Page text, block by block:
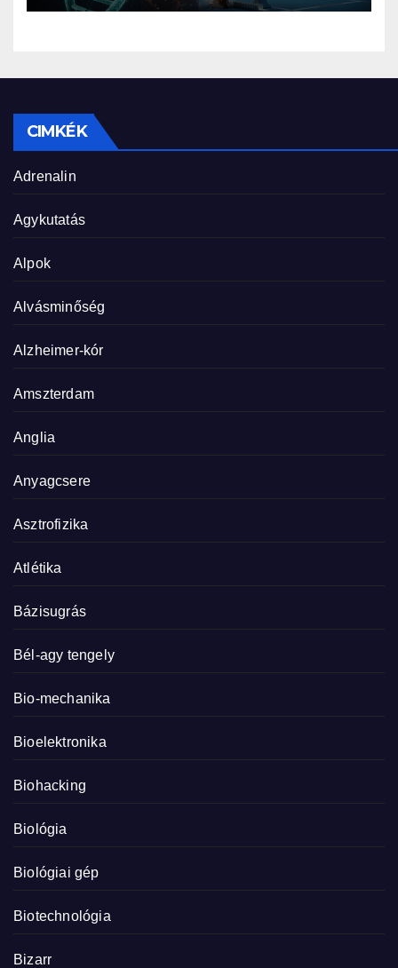
CIMKÉK
Adrenalin
Agykutatás
Alpok
Alvásminőség
Alzheimer-kór
Amszterdam
Anglia
Anyagcsere
Asztrofizika
Atlétika
Bázisugrás
Bél-agy tengely
Bio-mechanika
Bioelektronika
Biohacking
Biológia
Biológiai gép
Biotechnológia
Bizarr